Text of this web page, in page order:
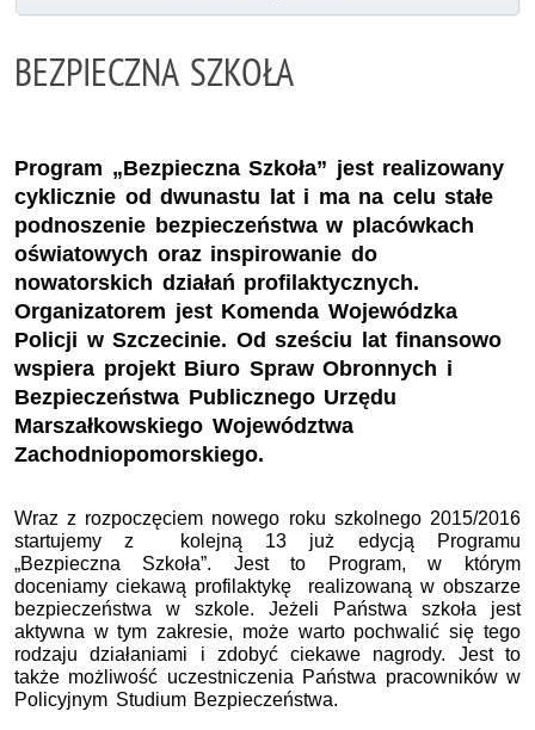
BEZPIECZNA SZKOŁA
Program „Bezpieczna Szkoła” jest realizowany
cyklicznie od dwunastu lat i ma na celu stałe
podnoszenie bezpieczeństwa w placówkach
oświatowych oraz inspirowanie do
nowatorskich działań profilaktycznych.
Organizatorem jest Komenda Wojewódzka
Policji w Szczecinie. Od sześciu lat finansowo
wspiera projekt Biuro Spraw Obronnych i
Bezpieczeństwa Publicznego Urzędu
Marszałkowskiego Województwa
Zachodniopomorskiego.
Wraz z rozpoczęciem nowego roku szkolnego 2015/2016
startujemy z kolejną 13 już edycją Programu
„Bezpieczna Szkoła”. Jest to Program, w którym
doceniamy ciekawą profilaktykę realizowaną w obszarze
bezpieczeństwa w szkole. Jeżeli Państwa szkoła jest
aktywna w tym zakresie, może warto pochwalić się tego
rodzaju działaniami i zdobyć ciekawe nagrody. Jest to
także możliwość uczestniczenia Państwa pracowników w
Policyjnym Studium Bezpieczeństwa.